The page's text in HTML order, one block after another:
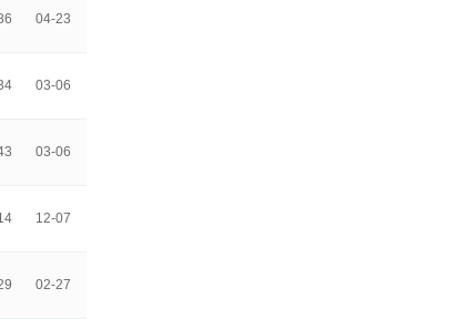
04-23
03-06
03-06
12-07
02-27